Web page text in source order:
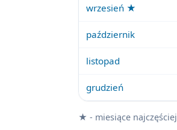
wrzesień ★
październik
listopad
grudzień
★ - miesiące